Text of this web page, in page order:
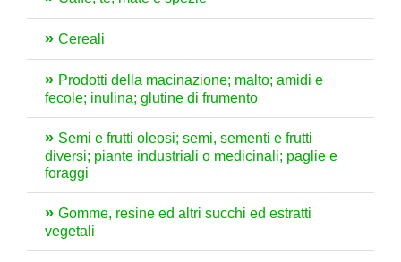
Cereali
Prodotti della macinazione; malto; amidi e
fecole; inulina; glutine di frumento
Semi e frutti oleosi; semi, sementi e frutti
diversi; piante industriali o medicinali; paglie e
foraggi
Gomme, resine ed altri succhi ed estratti
vegetali